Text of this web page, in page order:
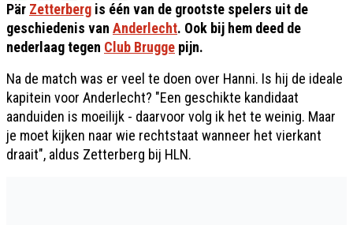
Pär Zetterberg is één van de grootste spelers uit de
geschiedenis van Anderlecht. Ook bij hem deed de
nederlaag tegen Club Brugge pijn.
Na de match was er veel te doen over Hanni. Is hij de ideale
kapitein voor Anderlecht? "Een geschikte kandidaat
aanduiden is moeilijk - daarvoor volg ik het te weinig. Maar
je moet kijken naar wie rechtstaat wanneer het vierkant
draait", aldus Zetterberg bij HLN.